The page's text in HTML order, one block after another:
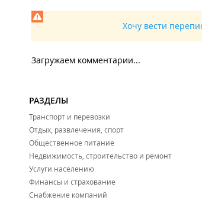
Хочу вести
Загружаем комментарии...
РАЗДЕЛЫ
Транспорт и перевозки
Отдых, развлечения, спорт
Общественное питание
Недвижимость, строительство и ремонт
Услуги населению
Финансы и страхование
Снабжение компаний